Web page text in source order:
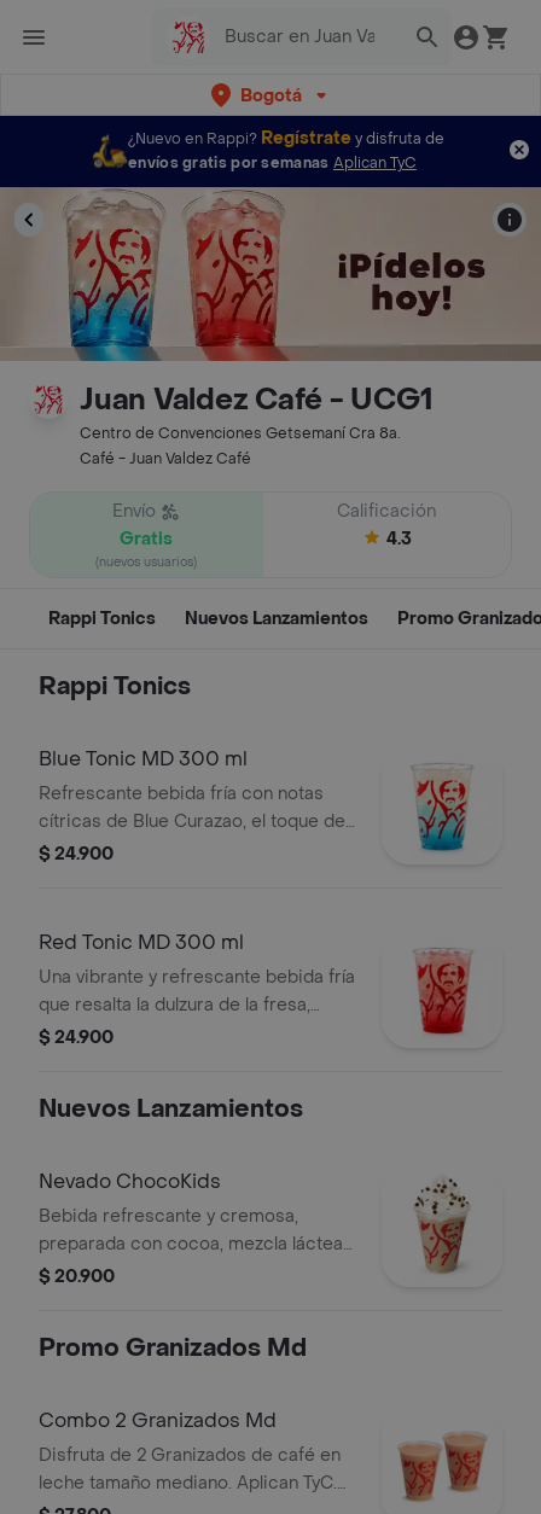
Bogotá
¿Nuevo en Rappi? Regístratey disfruta de
envíos gratis por semanas Aplican TyC
Juan Valdez Café - UCG1
Centro de Convenciones Getsemaní Cra 8a.
Café - Juan Valdez Café
Envío
Gratis
(nuevos usuarios)
Calificación
4.3
Rappi Tonics Nuevos Lanzamientos Promo
Rappi Tonics
Blue Tonic MD 300 ml
Refrescante bebida fría con notas
cítricas de Blue Curazao, el toque del
limón, la frescura herbal de mojito y la
$ 24.900
Red Tonic MD 300 ml
Una vibrante y refrescante bebida fría
que resalta la dulzura de la fresa,
equilibrada con el toque cítrico de
$ 24.900
Nuevos Lanzamientos
Nevado ChocoKids
Bebida refrescante y cremosa,
preparada con cocoa, mezcla láctea
reducida en azúcar, decorada con
$ 20.900
Promo Granizados Md
Combo 2 Granizados Md
Disfruta de 2 Granizados de café en
leche tamaño mediano. Aplican TyC.